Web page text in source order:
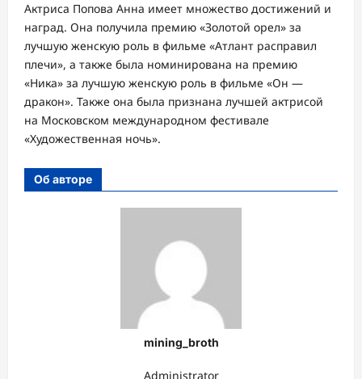
Актриса Попова Анна имеет множество достижений и
наград. Она получила премию «Золотой орел» за
лучшую женскую роль в фильме «Атлант расправил
плечи», а также была номинирована на премию
«Ника» за лучшую женскую роль в фильме «Он —
дракон». Также она была признана лучшей актрисой
на Московском международном фестивале
«Художественная ночь».
Об авторе
mining_broth
Administrator